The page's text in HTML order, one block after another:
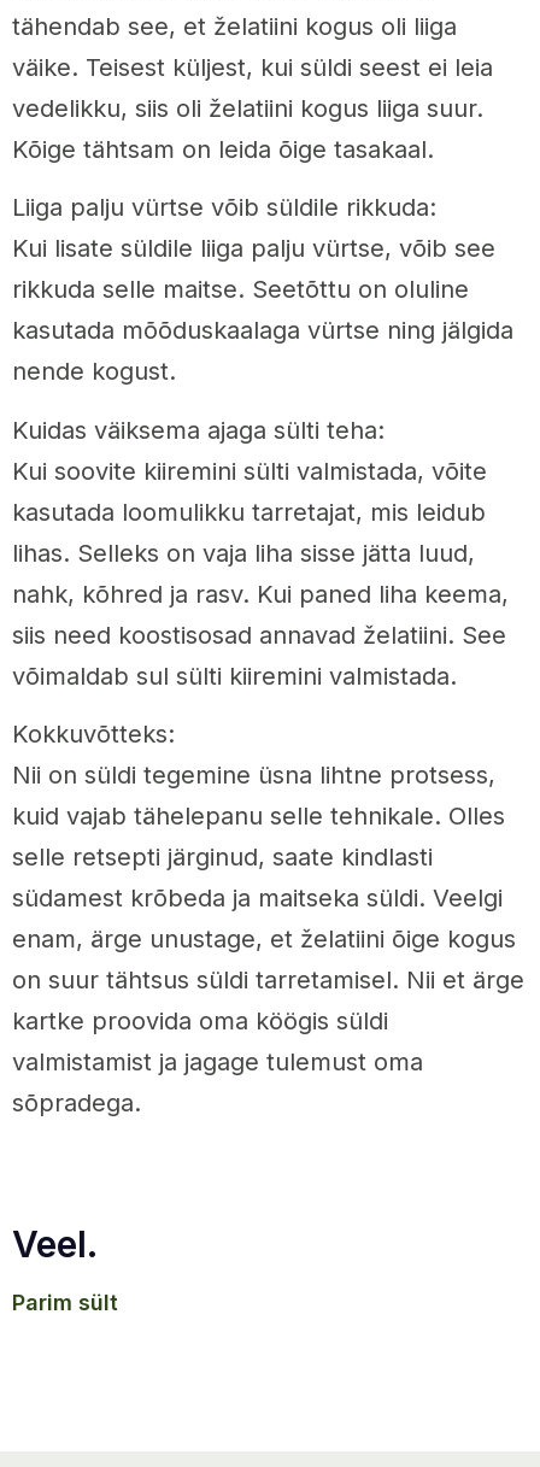
tähendab see, et želatiini kogus oli liiga
väike. Teisest küljest, kui süldi seest ei leia
vedelikku, siis oli želatiini kogus liiga suur.
Kõige tähtsam on leida õige tasakaal.
Liiga palju vürtse võib süldile rikkuda:
Kui lisate süldile liiga palju vürtse, võib see
rikkuda selle maitse. Seetõttu on oluline
kasutada mõõduskaalaga vürtse ning jälgida
nende kogust.
Kuidas väiksema ajaga sülti teha:
Kui soovite kiiremini sülti valmistada, võite
kasutada loomulikku tarretajat, mis leidub
lihas. Selleks on vaja liha sisse jätta luud,
nahk, kõhred ja rasv. Kui paned liha keema,
siis need koostisosad annavad želatiini. See
võimaldab sul sülti kiiremini valmistada.
Kokkuvõtteks:
Nii on süldi tegemine üsna lihtne protsess,
kuid vajab tähelepanu selle tehnikale. Olles
selle retsepti järginud, saate kindlasti
südamest krõbeda ja maitseka süldi. Veelgi
enam, ärge unustage, et želatiini õige kogus
on suur tähtsus süldi tarretamisel. Nii et ärge
kartke proovida oma köögis süldi
valmistamist ja jagage tulemust oma
sõpradega.
Veel.
parim sült